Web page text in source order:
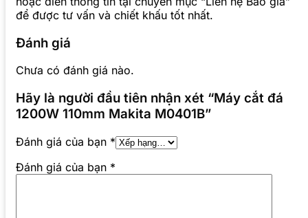
để được tư vấn và chiết khấu tốt nhất.
Đánh giá
Chưa có đánh giá nào.
Hãy là người đầu tiên nhận xét “Máy cắt đá
1200W 110mm Makita M0401B”
Đánh giá của bạn *
Đánh giá của bạn *